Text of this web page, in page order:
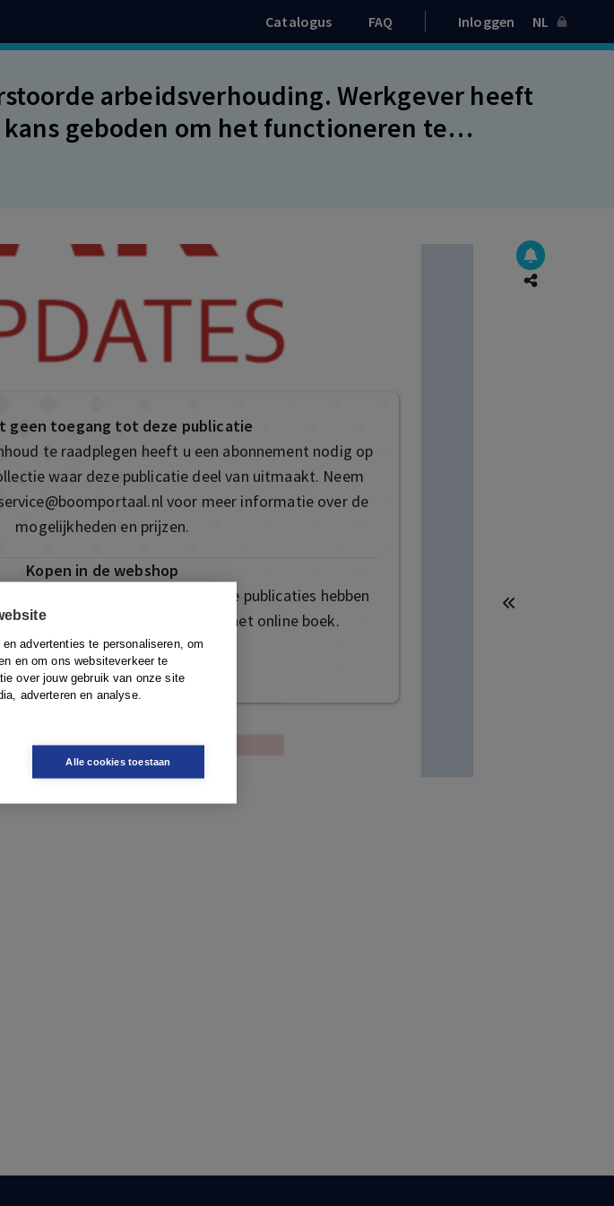
advertenties te personaliseren, om
en om ons websiteverkeer te
over jouw gebruik van onze site
adverteren en analyse.
Alle cookies toestaan
Catalogus FAQ Inloggen NL
arbeidsverhouding. Werkgever heeft
geboden om het functioneren te
bescheiden ex artikel 22 Rv .
geen toegang tot deze publicatie
te raadplegen heeft u een abonnement nodig op
waar deze publicatie deel van uitmaakt. Neem
voor meer informatie over de
mogelijkheden en prijzen.
Kopen in de webshop
vinden in onze webshop. Sommige publicaties hebben
om direct toegang te kopen tot het online boek.
Naar de webshop